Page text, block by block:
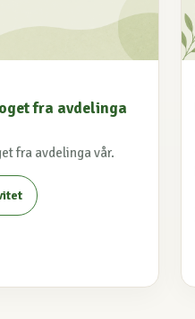
fra avdelinga
fra avdelinga vår.